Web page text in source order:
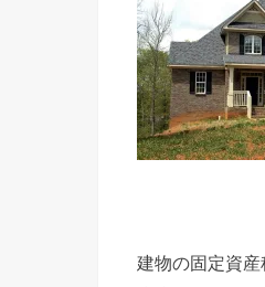
建物の固定資